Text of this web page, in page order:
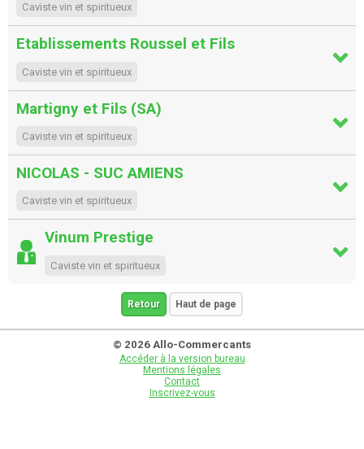
Caviste vin et spiritueux
Etablissements Roussel et Fils
Caviste vin et spiritueux
Martigny et Fils (SA)
Caviste vin et spiritueux
NICOLAS - SUC AMIENS
Caviste vin et spiritueux
Vinum Prestige
Caviste vin et spiritueux
Retour Haut de page
© 2026 Allo-Commercants
Accéder à la version bureau
Mentions légales
Contact
Inscrivez-vous